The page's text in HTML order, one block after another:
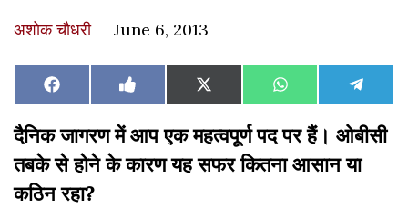
अशोक चौधरी June 6, 2013
Share
on
Facebook Share
on
Like
on
Share
on
X
(Twitter)
Share
on
WhatsAppShare
on
दैनिक जागरण में आप एक महत्वपूर्ण पद पर हैं। ओबीसी
तबके से होने के कारण यह सफर कितना आसान या
कठिन रहा?